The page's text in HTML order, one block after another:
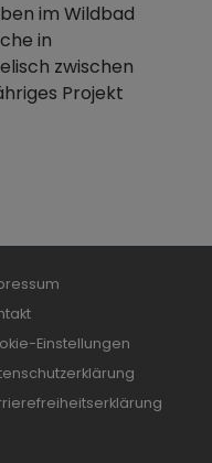
im Wildbad
in
zwischen
Projekt
Einstellungen